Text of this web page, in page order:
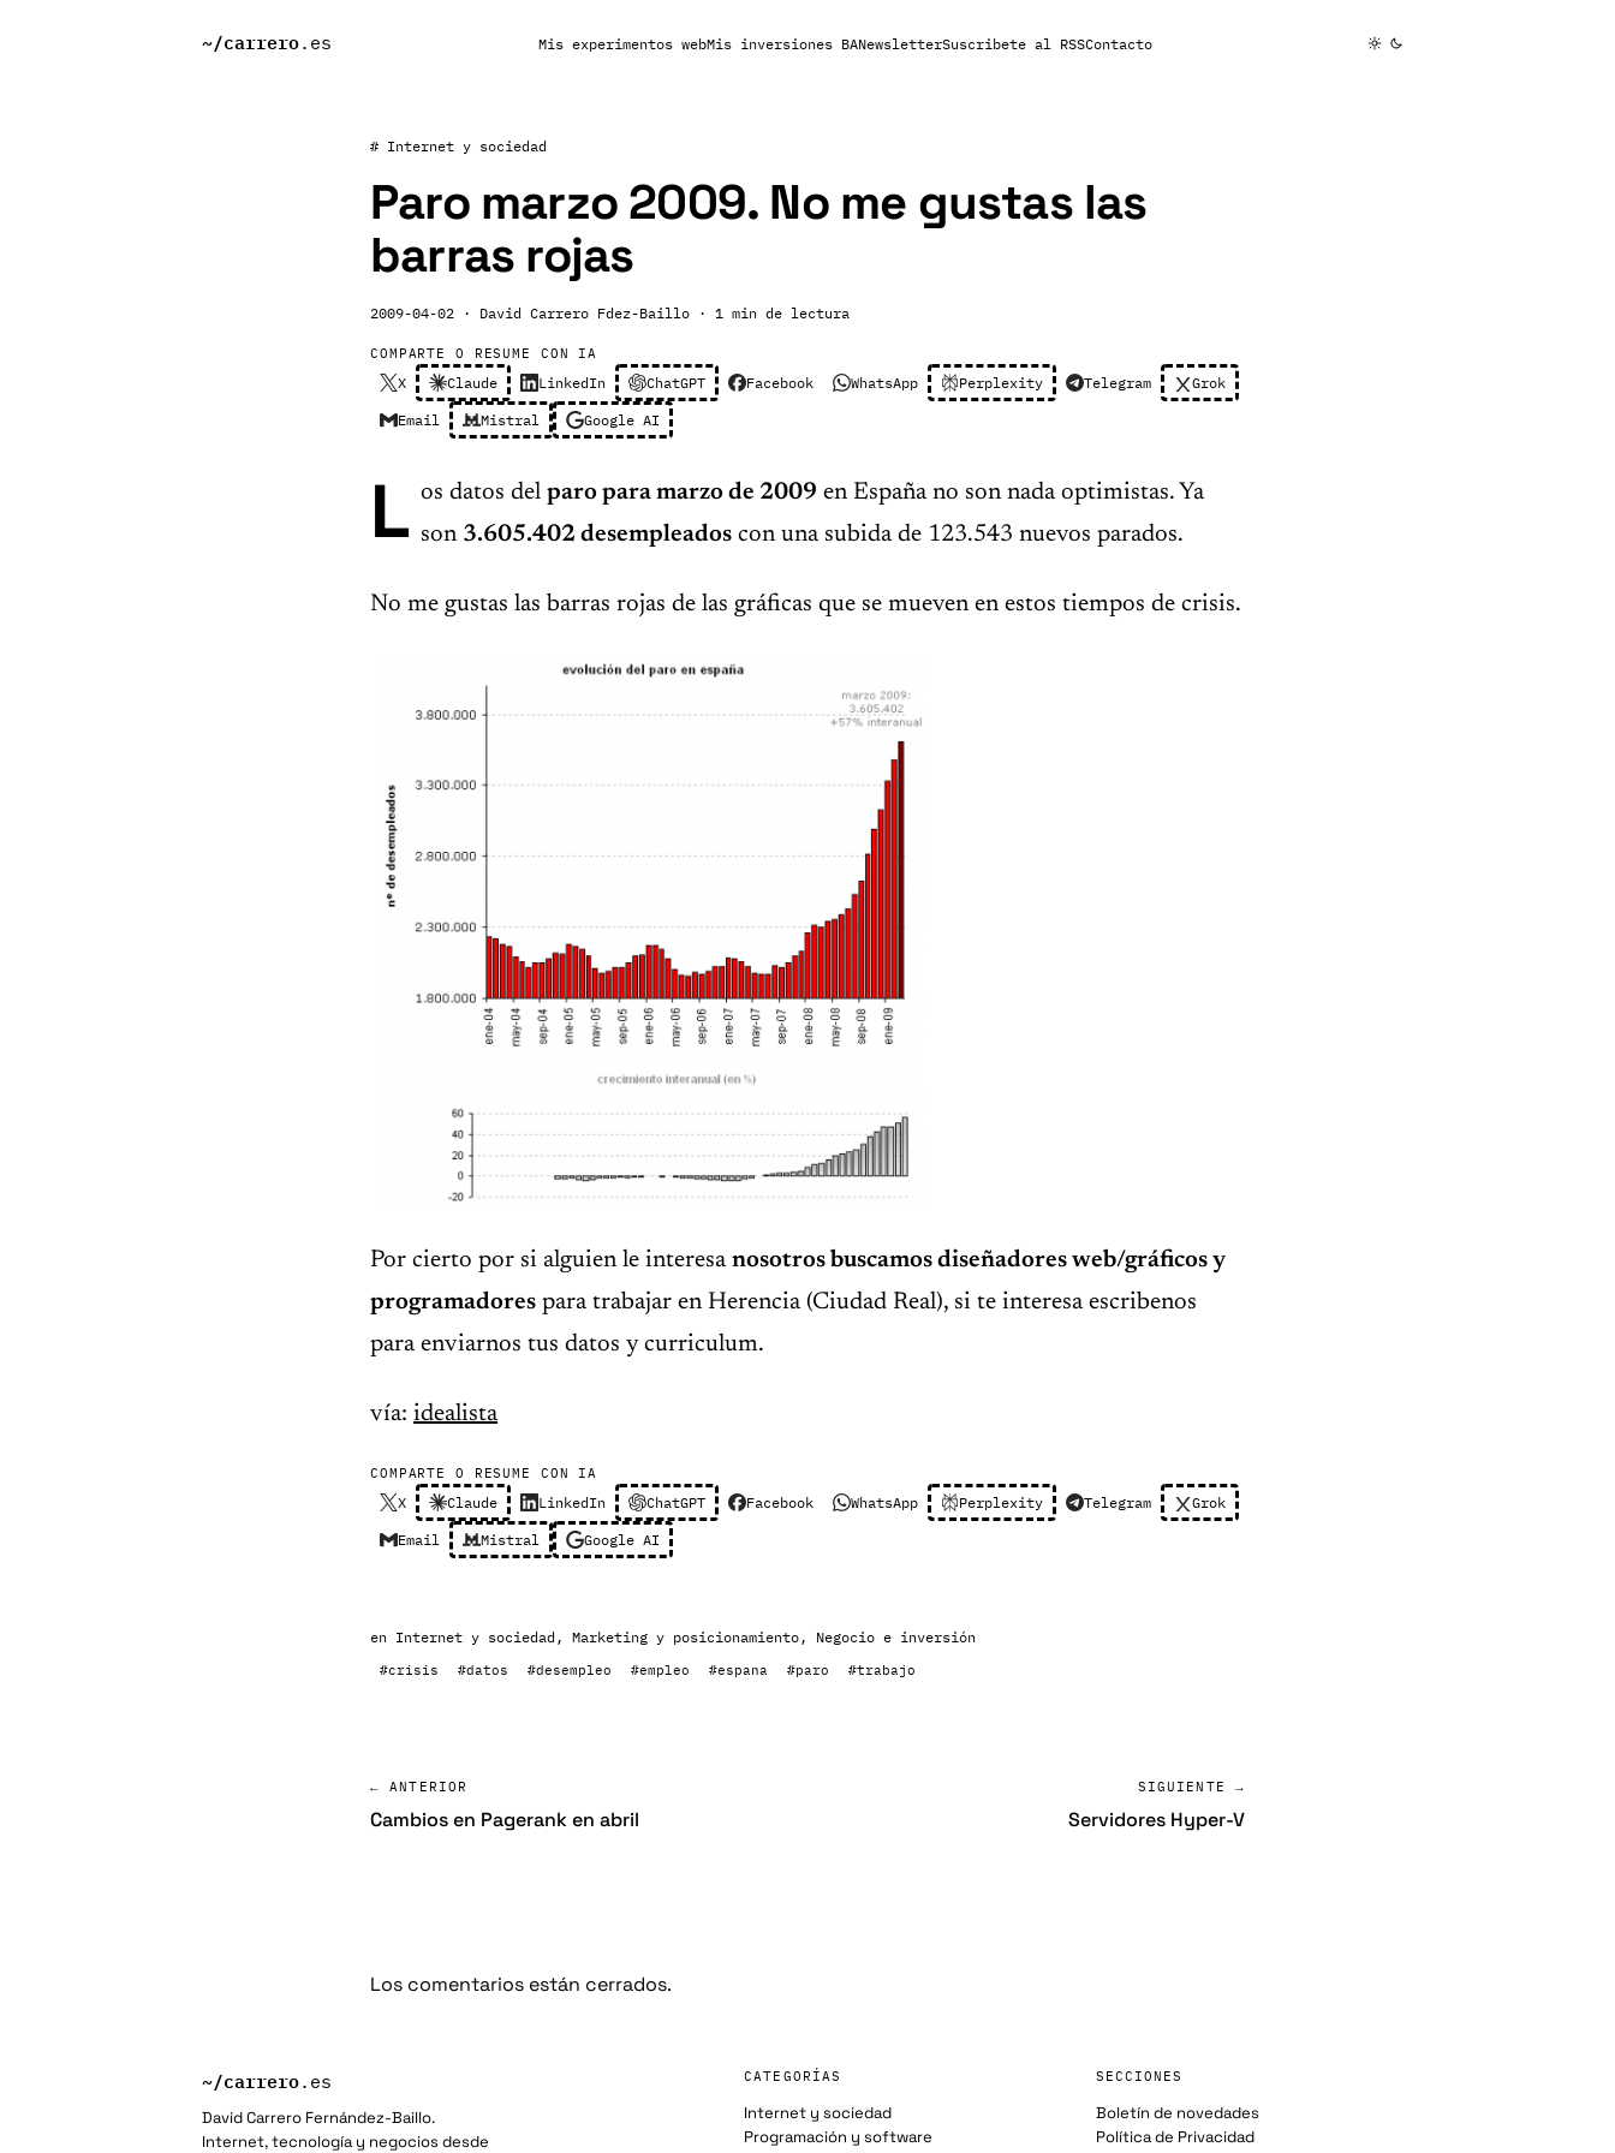
~/carrero.es Mis experimentos webMis inversiones BANewsletterSuscribete al RSSContacto
# Internet y sociedad
Paro marzo 2009. No me gustas las
barras rojas
2009-04-02 · David Carrero Fdez-Baillo · 1 min de lectura
COMPARTE O RESUME CON IA
X Claude LinkedIn ChatGPT Facebook WhatsApp Perplexity Telegram Grok
Email Mistral Google AI
L os datos del paro para marzo de 2009 en España no son nada optimistas. Ya
son 3.605.402 desempleados con una subida de 123.543 nuevos parados.
No me gustas las barras rojas de las gráficas que se mueven en estos tiempos de crisis.
Por cierto por si alguien le interesa nosotros buscamos diseñadores web/gráficos y
programadores para trabajar en Herencia (Ciudad Real), si te interesa escribenos
para enviarnos tus datos y curriculum.
vía: idealista
COMPARTE O RESUME CON IA
X Claude LinkedIn ChatGPT Facebook WhatsApp Perplexity Telegram Grok
Email Mistral Google AI
en Internet y sociedad , Marketing y posicionamiento, Negocio e inversión
#crisis #datos #desempleo #empleo #espana #paro #trabajo
← ANTERIOR
Cambios en Pagerank en abril
SIGUIENTE →
Servidores Hyper-V
Los comentarios están cerrados.
~/carrero.es
David Carrero Fernández-Baillo.
Internet, tecnología y negocios desde
CATEGORÍAS
Internet y sociedad
Programación y software
SECCIONES
Boletín de novedades
Política de Privacidad